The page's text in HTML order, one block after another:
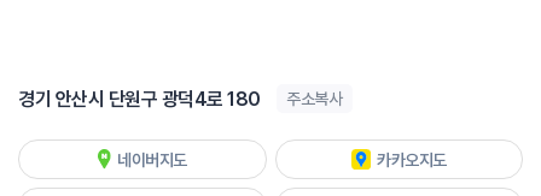
경기 안산시 단원구 광덕4로 180 주소복사
네이버지도 카카오지도